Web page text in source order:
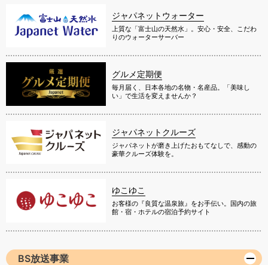
ジャパネットウォーター
上質な「富士山の天然水」。安心・安全、こだわ
りのウォーターサーバー
グルメ定期便
毎月届く、日本各地の名物・名産品。「美味し
い」で生活を変えませんか？
ジャパネットクルーズ
ジャパネットが磨き上げたおもてなしで、感動の
豪華クルーズ体験を。
ゆこゆこ
お客様の『良質な温泉旅』をお手伝い。国内の旅
館・宿・ホテルの宿泊予約サイト
BS放送事業